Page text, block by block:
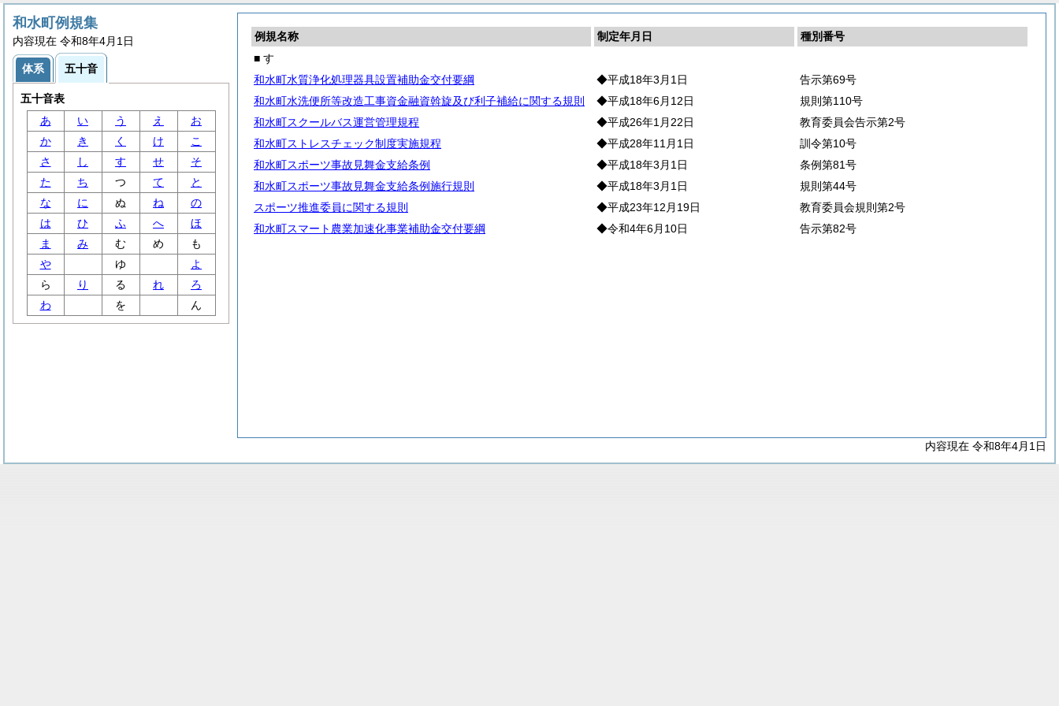
例規名称 制定年月日
種別番号
■ す
和水町水質浄化処理器具設置補助金交付要綱
◆平成18年3月1日
告示第69号
和水町水洗便所等改造工事資金融資斡旋及び利子補給に関する規則
◆平成18年6月12日
規則第110号
和水町スクールバス運営管理規程
◆平成26年1月22日
教育委員会告示第2号
和水町ストレスチェック制度実施規程
◆平成28年11月1日
訓令第10号
和水町スポーツ事故見舞金支給条例
◆平成18年3月1日
条例第81号
和水町スポーツ事故見舞金支給条例施行規則
◆平成18年3月1日
規則第44号
スポーツ推進委員に関する規則
◆平成23年12月19日
教育委員会規則第2号
和水町スマート農業加速化事業補助金交付要綱
◆令和4年6月10日 告示第82号
内容現在 令和8年4月1日
和水町例規集
内容現在 令和8年4月1日
体系 五十音
五十音表
あ
い う え
お
か
き く け
こ
さ
し す せ
そ
た
ち つ て
と
な
に ぬ ね
の
は
ひ ふ へ
ほ
ま
み む め
も
や
ゆ
よ
ら
り る れ
ろ
わ
を ん